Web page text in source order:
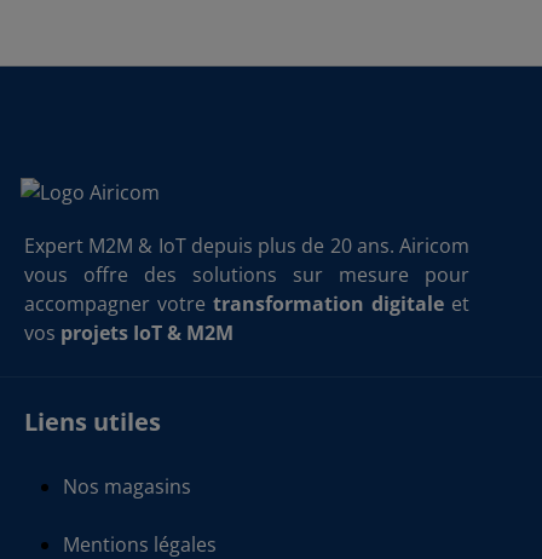
Expert M2M & IoT depuis plus de 20 ans. Airicom
vous offre des solutions sur mesure pour
accompagner votre transformation digitale et
vos projets IoT & M2M
Liens utiles
Nos magasins
Mentions légales